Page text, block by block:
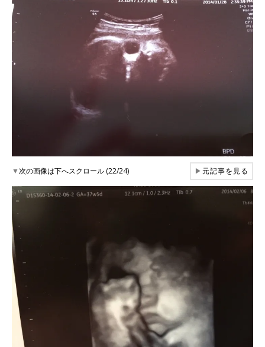
▼次の画像は下へスクロール (22/24) ▶元記事を見る